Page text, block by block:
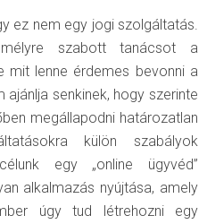
ez nem egy jogi szolgáltatás.
szabott tanácsot a
mit lenne érdemes bevonni a
senkinek, hogy szerinte
megállapodni határozatlan
külön szabályok
egy „online ügyvéd”
alkalmazás nyújtása, amely
úgy tud létrehozni egy